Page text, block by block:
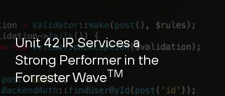
Unit 42 IR Services a
Strong Performer in the
Forrester WaveTM